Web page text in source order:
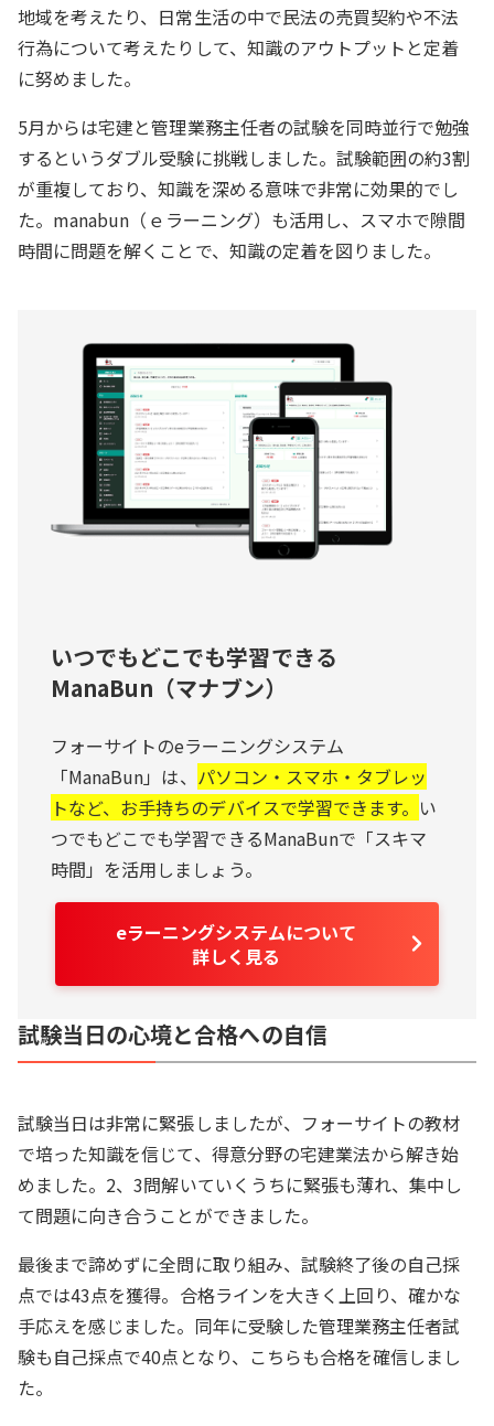
地域を考えたり、日常生活の中で民法の売買契約や不法
行為について考えたりして、知識のアウトプットと定着
に努めました。
5月からは宅建と管理業務主任者の試験を同時並行で勉強
するというダブル受験に挑戦しました。試験範囲の約3割
が重複しており、知識を深める意味で非常に効果的でし
た。manabun（ｅラーニング）も活用し、スマホで隙間
時間に問題を解くことで、知識の定着を図りました。
いつでもどこでも学習できる
ManaBun（マナブン）
フォーサイトのeラーニングシステム
「ManaBun」は、 パソコン・スマホ・タブレッ
トなど、お手持ちのデバイスで学習できます。 い
つでもどこでも学習できるManaBunで「スキマ
時間」を活用しましょう。
eラーニングシステムについて
詳しく見る
試験当日の心境と合格への自信
試験当日は非常に緊張しましたが、フォーサイトの教材
で培った知識を信じて、得意分野の宅建業法から解き始
めました。2、3問解いていくうちに緊張も薄れ、集中し
て問題に向き合うことができました。
最後まで諦めずに全問に取り組み、試験終了後の自己採
点では43点を獲得。合格ラインを大きく上回り、確かな
手応えを感じました。同年に受験した管理業務主任者試
験も自己採点で40点となり、こちらも合格を確信しまし
た。